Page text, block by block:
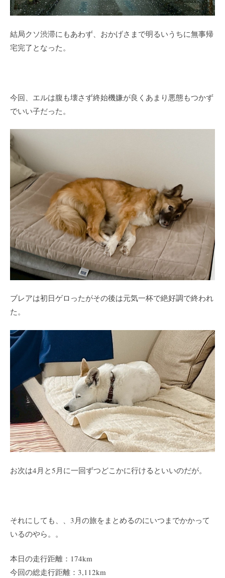
結局クソ渋滞にもあわず、おかげさまで明るいうちに無事帰
宅完了となった。
今回、エルは腹も壊さず終始機嫌が良くあまり悪態もつかず
でいい子だった。
ブレアは初日ゲロったがその後は元気一杯で絶好調で終われ
た。
お次は4月と5月に一回ずつどこかに行けるといいのだが。
それにしても、、3月の旅をまとめるのにいつまでかかって
いるのやら。。
本日の走行距離：174km
今回の総走行距離：3,112km